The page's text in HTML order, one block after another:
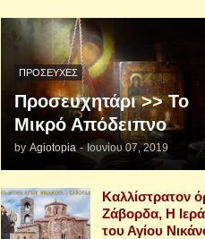
ΠΡΟΣΕΥΧΈΣ
Προσευχητάρι >> Το
Μικρό Απόδειπνο
by Agiotopia - Ιουνίου 07, 2019
Καλλίστρατον
Ζάβορδα, Η
του Αγίου